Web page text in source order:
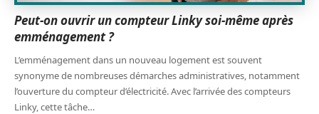
Peut-on ouvrir un compteur Linky soi-même après
emménagement ?
L’emménagement dans un nouveau logement est souvent
synonyme de nombreuses démarches administratives, notamment
l’ouverture du compteur d’électricité. Avec l’arrivée des compteurs
Linky, cette tâche…